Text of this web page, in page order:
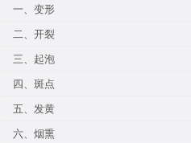
一、变形
二、开裂
三、起泡
四、斑点
五、发黄
六、烟熏